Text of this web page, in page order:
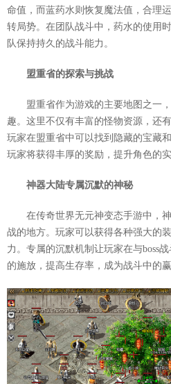
命值，而蓝药水则恢复魔法值，合理
转局势。在团队战斗中，药水的使用
队保持持久的战斗能力。
盟重省的探索与挑战
盟重省作为游戏的主要地图之一
趣。这里不仅有丰富的怪物资源，还
玩家在盟重省中可以找到隐藏的宝藏和
玩家将获得丰厚的奖励，提升角色的实
神器大陆专属沉默的神秘
在传奇世界无元神变态手游中，
战的地方。玩家可以获得各种强大的
力。专属的沉默机制让玩家在与boss
的施放，提高生存率，成为战斗中的赢